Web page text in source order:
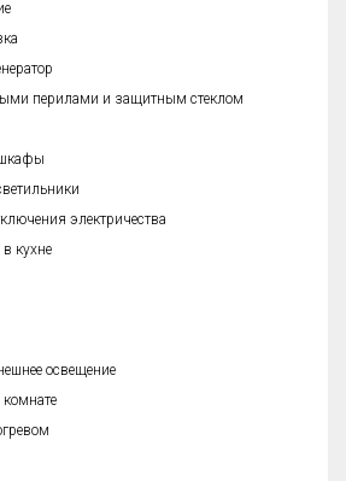
перилами и защитным стеклом
электричества
кухне
освещение